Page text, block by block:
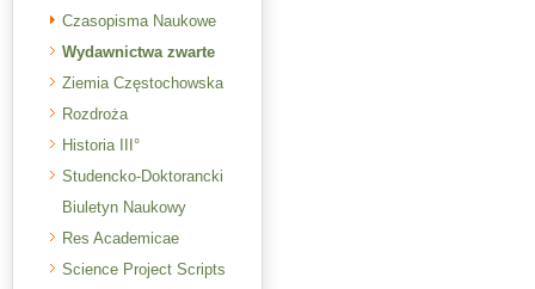
Czasopisma Naukowe
Wydawnictwa zwarte
Ziemia Częstochowska
Rozdroża
Historia III°
Studencko-Doktorancki
Biuletyn Naukowy
Res Academicae
Science Project Scripts